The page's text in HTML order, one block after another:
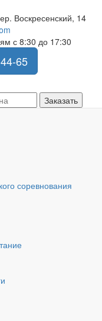
Воскресенский, 14
с 8:30 до 17:30
65
соревнования